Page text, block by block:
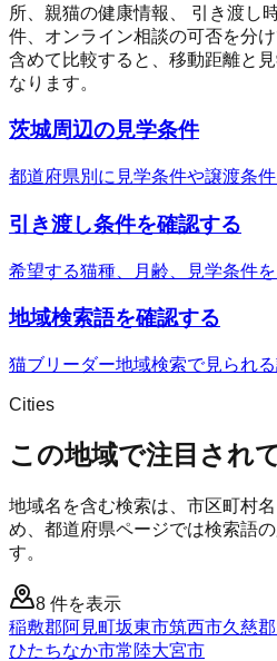
所、親猫の健康情報、 引き渡し
件、オンライン相談の可否を分
含めて比較すると、移動距離と
なります。
茨城周辺の見学条件
都道府県別に見学条件や譲渡条件
引き渡し条件を確認する
希望する猫種、月齢、見学条件
地域検索語を確認する
猫ブリーダー地域検索で見られ
Cities
この地域で注目され
地域名を含む検索は、市区町村
め、都道府県ページでは検索語
す。
8 件を表示
稲敷郡阿見町坂東市筑西市久慈
ひたちなか市常陸大宮市